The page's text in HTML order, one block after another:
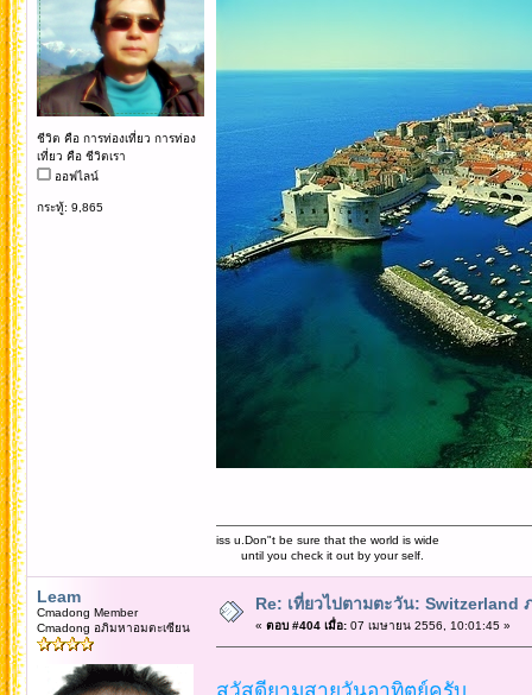
ชีวิต คือ การท่องเที่ยว การท่อง
เที่ยว คือ ชีวิตเรา
ออฟไลน์
กระทู้: 9,865
iss u.Don"t be sure that the world is wide
until you check it out by your self.
Leam
Cmadong Member
Cmadong อภิมหาอมตะเซียน
Re: เที่ยวไปตามตะวัน: Switzerland
« ตอบ #404 เมื่อ:07 เมษายน 2556, 10:01:45 »
สวัสดียามสายวันอาทิตย์ครับ...